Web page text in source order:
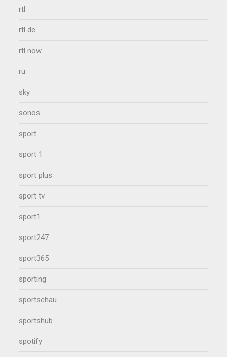
rtl
rtl de
rtl now
ru
sky
sonos
sport
sport 1
sport plus
sport tv
sport1
sport247
sport365
sporting
sportschau
sportshub
spotify